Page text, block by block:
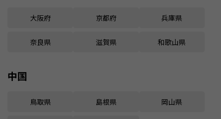
大阪府 京都府 兵庫県
奈良県 滋賀県 和歌山県
中国
鳥取県 島根県 岡山県